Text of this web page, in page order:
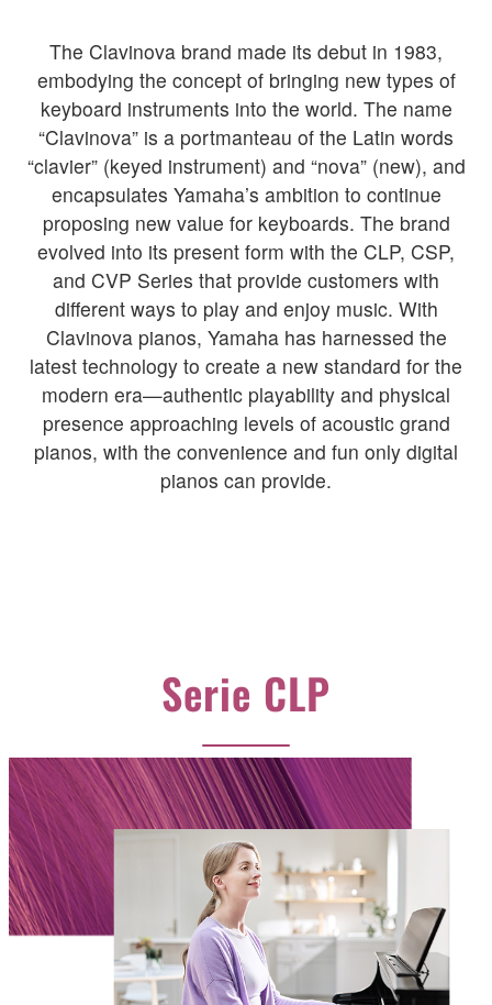
The Clavinova brand made its debut in 1983,
embodying the concept of bringing new types of
keyboard instruments into the world. The name
“Clavinova” is a portmanteau of the Latin words
“clavier” (keyed instrument) and “nova” (new), and
encapsulates Yamaha’s ambition to continue
proposing new value for keyboards. The brand
evolved into its present form with the CLP, CSP,
and CVP Series that provide customers with
different ways to play and enjoy music. With
Clavinova pianos, Yamaha has harnessed the
latest technology to create a new standard for the
modern era—authentic playability and physical
presence approaching levels of acoustic grand
pianos, with the convenience and fun only digital
pianos can provide.
Serie CLP